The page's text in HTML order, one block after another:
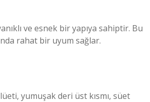
ve esnek bir yapıya sahiptir. Bu
rahat bir uyum sağlar.
yumuşak deri üst kısmı, süet